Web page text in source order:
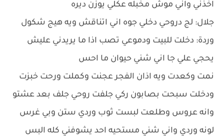
اخذني واني موش مخبله عكلي يوزن ديره
جلال: لج دروحي دخلي جوه اني اتناقش ويه هيج شكول
وردة: دخلت للبيت ودموعي تصب اذا ما يريدني عليش
يحجي علي جا اني شني حيوان ما احس
نمت وكعدت ويه اذان الفجر عجنت وكملت ورحت خبزت
ودخلت سبحت بصابون ركي جلفت روحي جلف بعد عشتو
وانه عروس وطلعت لبست ثوب وردي ستن وبي غرس
لونه وردي واني شني مستحيه احد يشوفني كله البس